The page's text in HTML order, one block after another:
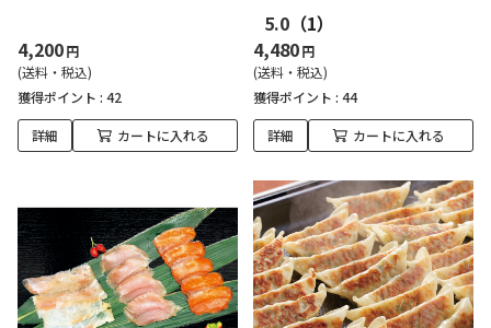
4,200円
(送料・税込)
獲得ポイント : 42
詳細 カートに入れる
5.0 （1）
4,480円
(送料・税込)
獲得ポイント : 44
詳細 カートに入れる